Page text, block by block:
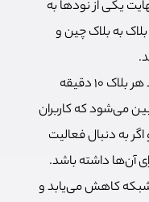
یکی از نودها به
به بلاک چین و
در شبکه بیت کوین زمان لازم برای ایجاد هر بلاک 10 دقیقه
می‌شود که کاربران
اگر به دنبال فعالیت
آن‌ها داشته باشد.
شبکه کاهش می‌یابد و